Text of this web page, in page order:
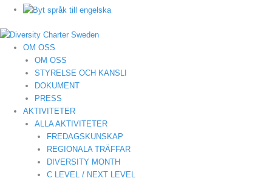
OM OSS
OM OSS
STYRELSE OCH KANSLI
DOKUMENT
PRESS
AKTIVITETER
ALLA AKTIVITETER
FREDAGSKUNSKAP
REGIONALA TRÄFFAR
DIVERSITY MONTH
C LEVEL / NEXT LEVEL